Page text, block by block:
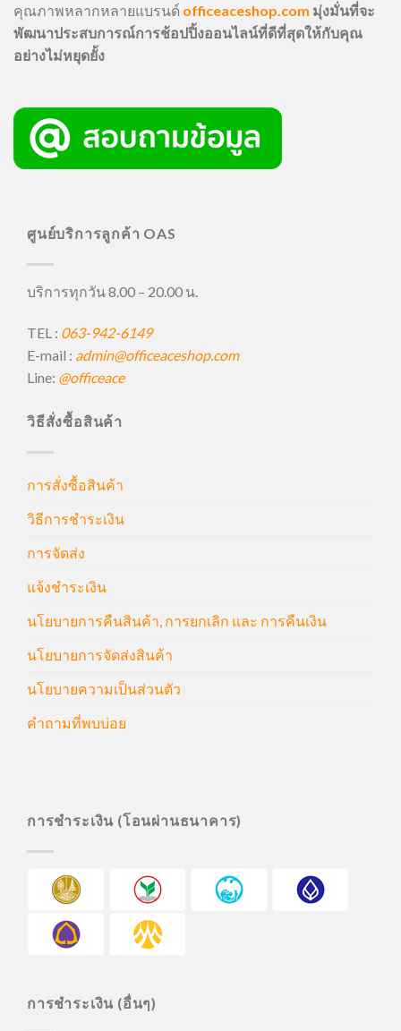
คุณภาพหลากหลายแบรนด์ officeaceshop.com มุ่งมั่นที่จะ
พัฒนาประสบการณ์การช้อปปิ้งออนไลน์ที่ดีที่สุดให้กับคุณ
อย่างไม่หยุดยั้ง
ศูนย์บริการลูกค้า OAS
บริการทุกวัน 8.00 – 20.00 น.
TEL : 063-942-6149
E-mail : admin@officeaceshop.com
Line: @officeace
วิธีสั่งซื้อสินค้า
การสั่งซื้อสินค้า
วิธีการชำระเงิน
การจัดส่ง
แจ้งชำระเงิน
นโยบายการคืนสินค้า, การยกเลิก และ การคืนเงิน
นโยบายการจัดส่งสินค้า
นโยบายความเป็นส่วนตัว
คำถามที่พบบ่อย
การชำระเงิน (โอนผ่านธนาคาร)
การชำระเงิน (อื่นๆ)